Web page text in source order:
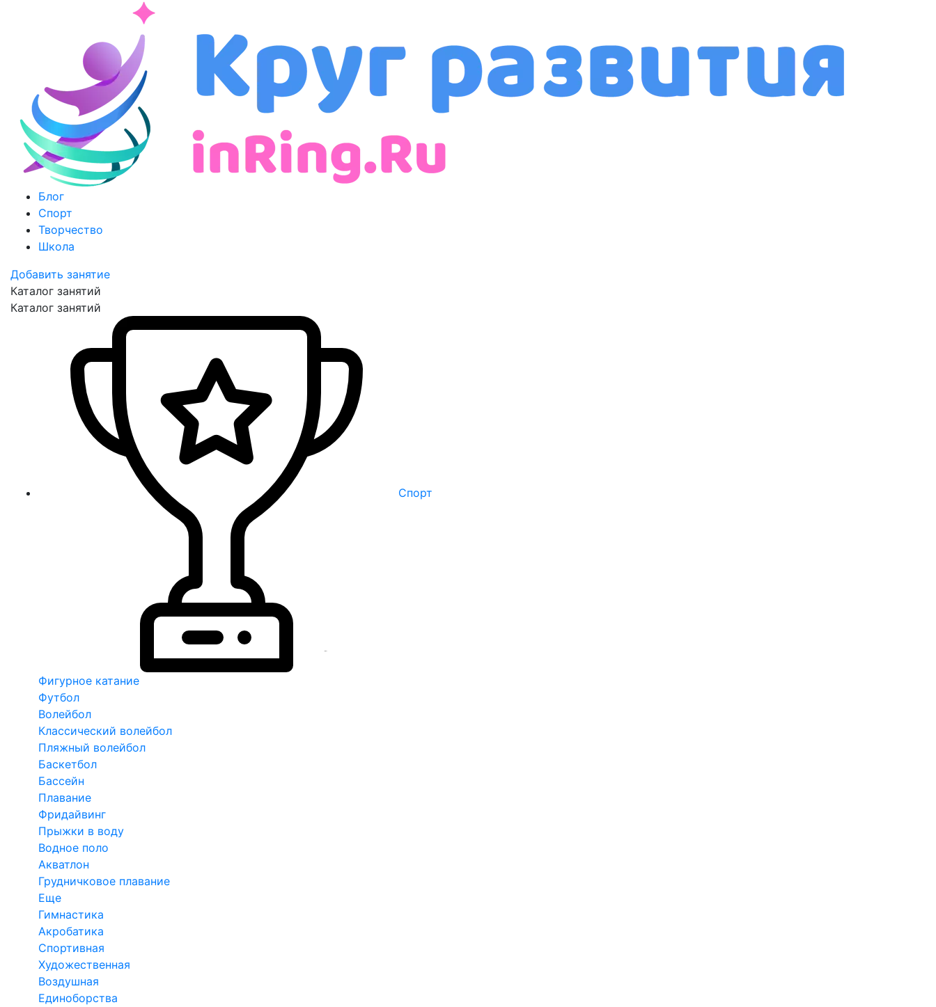
Блог
Спорт
Творчество
Школа
Добавить занятие
Каталог занятий
Каталог занятий
Спорт
Фигурное катание
Футбол
Волейбол
Классический волейбол
Пляжный волейбол
Баскетбол
Бассейн
Плавание
Фридайвинг
Прыжки в воду
Водное поло
Акватлон
Грудничковое плавание
Еще
Гимнастика
Акробатика
Спортивная
Художественная
Воздушная
Единоборства